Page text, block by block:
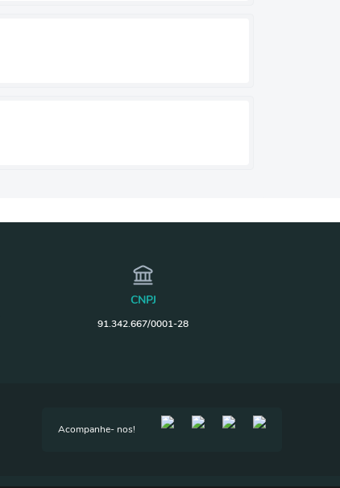
CNPJ
91.342.667/0001-28
Acompanhe- nos!